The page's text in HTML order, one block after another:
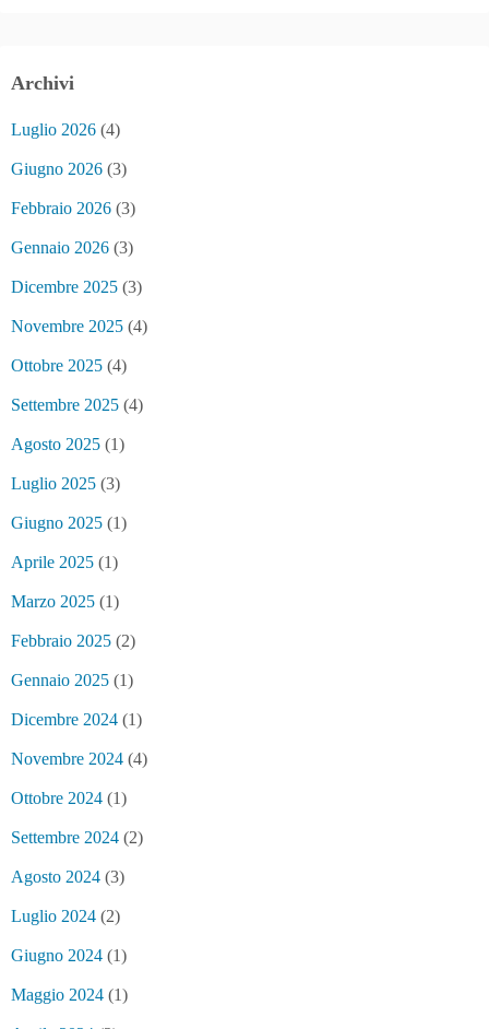
Archivi
Luglio 2026 (4)
Giugno 2026 (3)
Febbraio 2026 (3)
Gennaio 2026 (3)
Dicembre 2025 (3)
Novembre 2025 (4)
Ottobre 2025 (4)
Settembre 2025 (4)
Agosto 2025 (1)
Luglio 2025 (3)
Giugno 2025 (1)
Aprile 2025 (1)
Marzo 2025 (1)
Febbraio 2025 (2)
Gennaio 2025 (1)
Dicembre 2024 (1)
Novembre 2024 (4)
Ottobre 2024 (1)
Settembre 2024 (2)
Agosto 2024 (3)
Luglio 2024 (2)
Giugno 2024 (1)
Maggio 2024 (1)